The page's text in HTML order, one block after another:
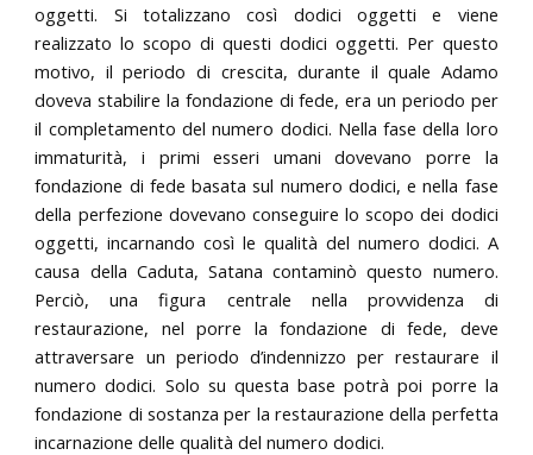
oggetti. Si totalizzano così dodici oggetti e viene
realizzato lo scopo di questi dodici oggetti. Per questo
motivo, il periodo di crescita, durante il quale Adamo
doveva stabilire la fondazione di fede, era un periodo per
il completamento del numero dodici. Nella fase della loro
immaturità, i primi esseri umani dovevano porre la
fondazione di fede basata sul numero dodici, e nella fase
della perfezione dovevano conseguire lo scopo dei dodici
oggetti, incarnando così le qualità del numero dodici. A
causa della Caduta, Satana contaminò questo numero.
Perciò, una figura centrale nella provvidenza di
restaurazione, nel porre la fondazione di fede, deve
attraversare un periodo d’indennizzo per restaurare il
numero dodici. Solo su questa base potrà poi porre la
fondazione di sostanza per la restaurazione della perfetta
incarnazione delle qualità del numero dodici.